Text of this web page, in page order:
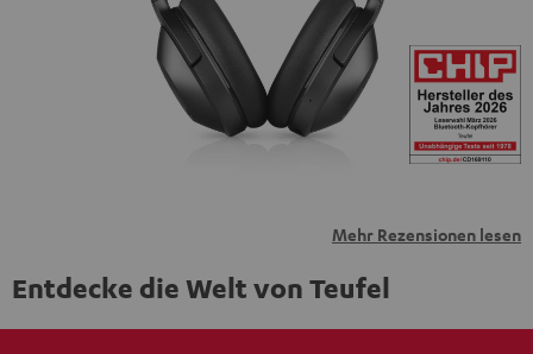
übermittelt werden.
Weitere Informationen sind in der
Datenschutzerklärung unter I zu finden.
Mehr Rezensionen lesen
Entdecke die Welt von Teufel